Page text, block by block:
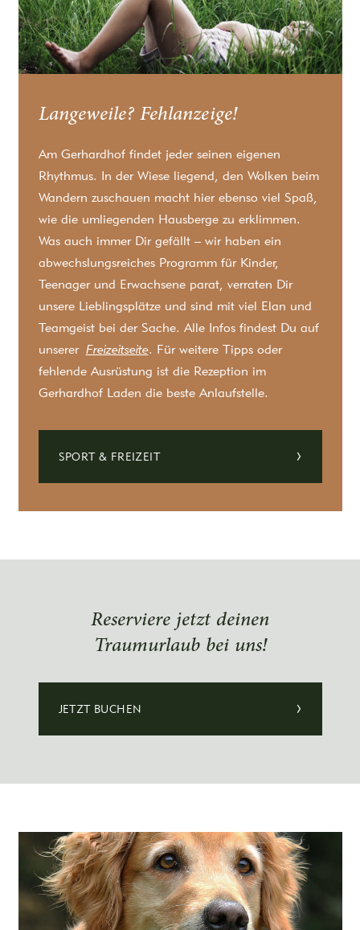
Langeweile? Fehlanzeige!
Am Gerhardhof findet jeder seinen eigenen
Rhythmus. In der Wiese liegend, den Wolken beim
Wandern zuschauen macht hier ebenso viel Spaß,
wie die umliegenden Hausberge zu erklimmen.
Was auch immer Dir gefällt – wir haben ein
abwechslungsreiches Programm für Kinder,
Teenager und Erwachsene parat, verraten Dir
unsere Lieblingsplätze und sind mit viel Elan und
Teamgeist bei der Sache. Alle Infos findest Du auf
unserer Freizeitseite. Für weitere Tipps oder
fehlende Ausrüstung ist die Rezeption im
Gerhardhof Laden die beste Anlaufstelle.
SPORT & FREIZEIT
Reserviere jetzt deinen
Traumurlaub bei uns!
JETZT BUCHEN